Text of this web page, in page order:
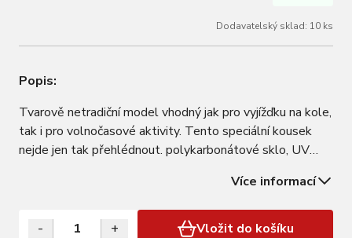
Dodavatelský sklad: 10 ks
Popis:
Tvarově netradiční model vhodný jak pro vyjížďku na kole,
tak i pro volnočasové aktivity. Tento speciální kousek
nejde jen tak přehlédnout. polykarbonátové sklo, UV
sklo vak z mikrovlákna, nevyměnitelná skla baleno v
papírové krabičce FORCE…
Více informací
- + Vložit do košíku